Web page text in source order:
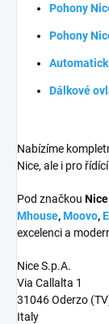
Pohony
Pohony
Dálkové
Nabízíme
Nice, ale i pro
Pod značkou Nice
Mhouse,Moovo,
excelenci a
Nice S.p.A.
Via Callalta 1
31046 Oderzo
Italy